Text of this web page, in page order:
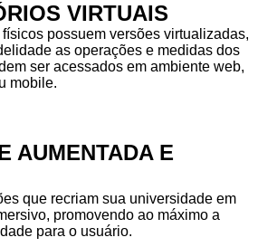
VIRTUAIS
possuem versões virtualizadas,
as operações e medidas dos
ser acessados em ambiente web,
mobile.
AUMENTADA E
que recriam sua universidade em
promovendo ao máximo a
para o usuário.